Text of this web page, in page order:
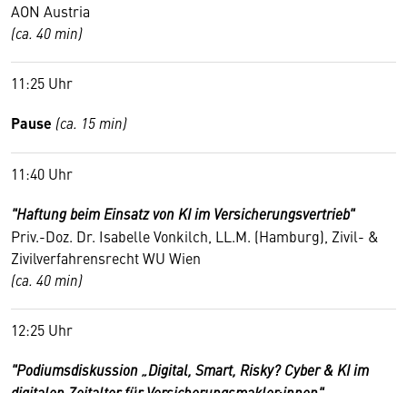
AON Austria
(ca. 40 min)
11:25 Uhr
Pause (ca. 15 min)
11:40 Uhr
"Haftung beim Einsatz von KI im Versicherungsvertrieb"
Priv.-Doz. Dr. Isabelle Vonkilch, LL.M. (Hamburg), Zivil- &
Zivilverfahrensrecht WU Wien
(ca. 40 min)
12:25 Uhr
"Podiumsdiskussion „Digital, Smart, Risky? Cyber & KI im